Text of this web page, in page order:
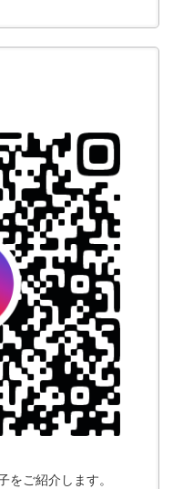
ご紹介します。